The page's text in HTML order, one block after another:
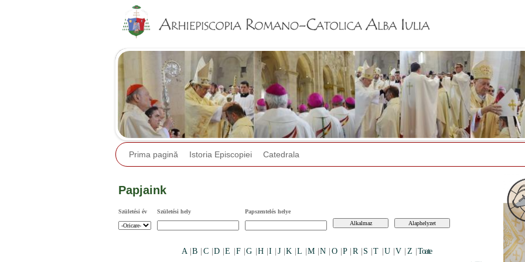
Prima pagină Istoria Episcopiei Catedrala
Papjaink
Születési év Születési hely Papszentelés helye
A |B C |D |E F |G H |I J K |L M |N O |P R S |T U |V Z |Toate